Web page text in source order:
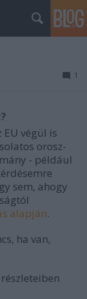
1
végül is
orosz-
- például
sem, ahogy
alapján.
ha van,
részleteiben